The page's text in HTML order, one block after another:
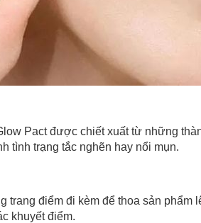
Pact được chiết xuất từ những
tình trạng tắc nghẽn hay nổi mụn.
điểm đi kèm để thoa sản phẩm
khuyết điểm.